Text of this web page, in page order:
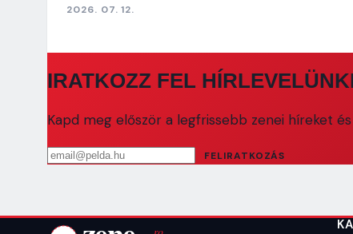
2026. 07. 12.
IRATKOZZ FEL
Kapd meg először a legfrissebb zenei híreket
Email cím
FELIRATKOZÁS